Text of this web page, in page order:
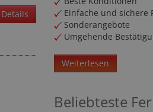
Details
Einfache und sichere
Sonderangebote
Umgehende
Weiterlesen
Beliebteste